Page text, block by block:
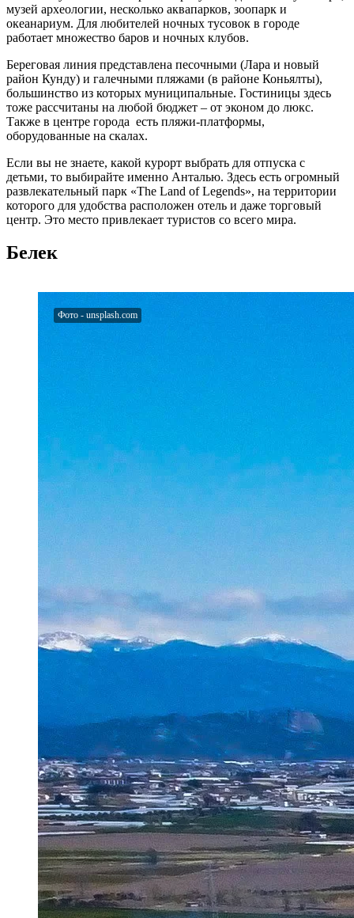
музей археологии, несколько аквапарков, зоопарк и
океанариум. Для любителей ночных тусовок в городе
работает множество баров и ночных клубов.
Береговая линия представлена песочными (Лара и новый
район Кунду) и галечными пляжами (в районе Коньялты),
большинство из которых муниципальные. Гостиницы здесь
тоже рассчитаны на любой бюджет – от эконом до люкс.
Также в центре города есть пляжи-платформы,
оборудованные на скалах.
Если вы не знаете, какой курорт выбрать для отпуска с
детьми, то выбирайте именно Анталью. Здесь есть огромный
развлекательный парк «The Land of Legends», на территории
которого для удобства расположен отель и даже торговый
центр. Это место привлекает туристов со всего мира.
Белек